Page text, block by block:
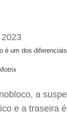
é um dos
a
e a traseira